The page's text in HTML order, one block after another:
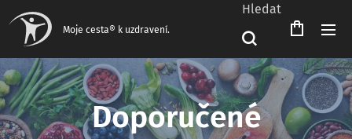
Moje cesta® k uzdravení.
Hledat
Doporučené
Čeština‎